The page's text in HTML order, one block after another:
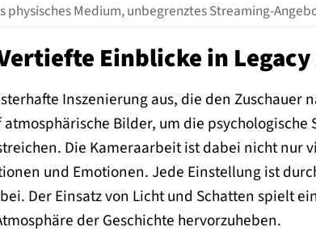
physisches Medium, unbegrenztes Streaming-
Einblicke in
Inszenierung aus, die den
Bilder, um die
Die Kameraarbeit ist dabei nicht nur
und Emotionen. Jede Einstellung ist
Der Einsatz von Licht und Schatten spielt
der Geschichte hervorzuheben.